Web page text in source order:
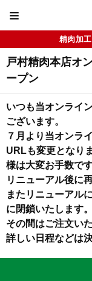
精肉加
戸村精肉本店オ
ープン
いつも当オンライ
ございます。
７月より当オンラ
URLも変更となり
様は大変お手数で
リニューアル後に
またリニューアル
に閉鎖いたします。
その間はご注文い
詳しい日程などは